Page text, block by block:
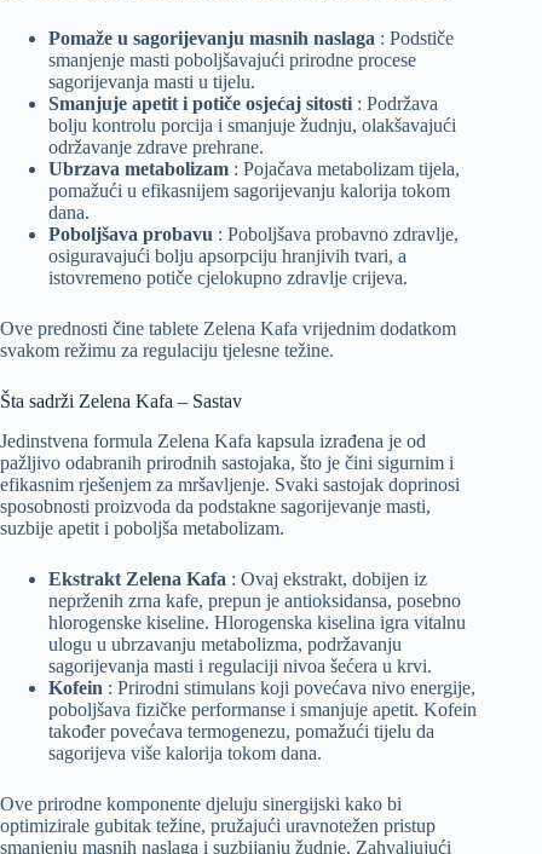
Pomaže u sagorijevanju masnih naslaga : Podstiče
smanjenje masti poboljšavajući prirodne procese
sagorijevanja masti u tijelu.
Smanjuje apetit i potiče osjećaj sitosti : Podržava
bolju kontrolu porcija i smanjuje žudnju, olakšavajući
održavanje zdrave prehrane.
Ubrzava metabolizam : Pojačava metabolizam tijela,
pomažući u efikasnijem sagorijevanju kalorija tokom
dana.
Poboljšava probavu : Poboljšava probavno zdravlje,
osiguravajući bolju apsorpciju hranjivih tvari, a
istovremeno potiče cjelokupno zdravlje crijeva.
Ove prednosti čine tablete Zelena Kafa vrijednim dodatkom
svakom režimu za regulaciju tjelesne težine.
Šta sadrži Zelena Kafa – Sastav
Jedinstvena formula Zelena Kafa kapsula izrađena je od
pažljivo odabranih prirodnih sastojaka, što je čini sigurnim i
efikasnim rješenjem za mršavljenje. Svaki sastojak doprinosi
sposobnosti proizvoda da podstakne sagorijevanje masti,
suzbije apetit i poboljša metabolizam.
Ekstrakt Zelena Kafa : Ovaj ekstrakt, dobijen iz
neprženih zrna kafe, prepun je antioksidansa, posebno
hlorogenske kiseline. Hlorogenska kiselina igra vitalnu
ulogu u ubrzavanju metabolizma, podržavanju
sagorijevanja masti i regulaciji nivoa šećera u krvi.
Kofein : Prirodni stimulans koji povećava nivo energije,
poboljšava fizičke performanse i smanjuje apetit. Kofein
također povećava termogenezu, pomažući tijelu da
sagorijeva više kalorija tokom dana.
Ove prirodne komponente djeluju sinergijski kako bi
optimizirale gubitak težine, pružajući uravnotežen pristup
smanjenju masnih naslaga i suzbijanju žudnje. Zahvaljujući